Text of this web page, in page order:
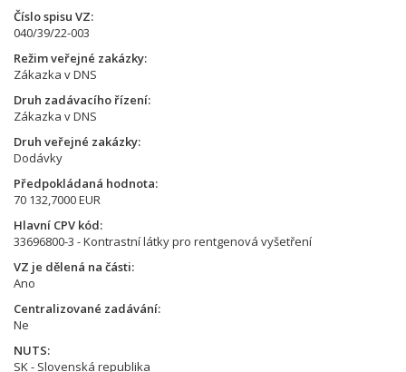
Číslo spisu VZ
040/39/22-003
Režim veřejné zakázky
Zákazka v DNS
Druh zadávacího řízení
Zákazka v DNS
Druh veřejné zakázky
Dodávky
Předpokládaná hodnota
70 132,7000 EUR
Hlavní CPV kód
33696800-3 - Kontrastní látky pro rentgenová vyšetření
VZ je dělená na části
Ano
Centralizované zadávání
Ne
NUTS
SK - Slovenská republika